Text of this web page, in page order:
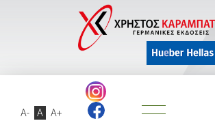
A- A A+